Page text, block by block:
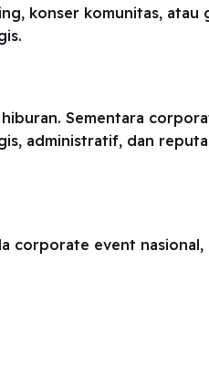
konser komunitas,
Sementara
administratif, dan
corporate event